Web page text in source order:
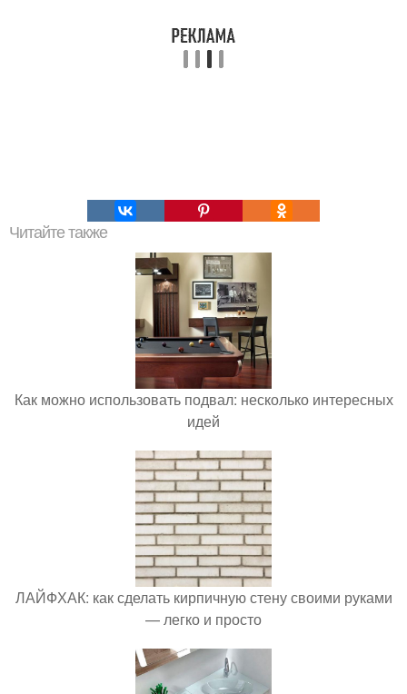
Читайте также
Как можно использовать подвал: несколько интересных
идей
ЛАЙФХАК: как сделать кирпичную стену своими руками
— легко и просто